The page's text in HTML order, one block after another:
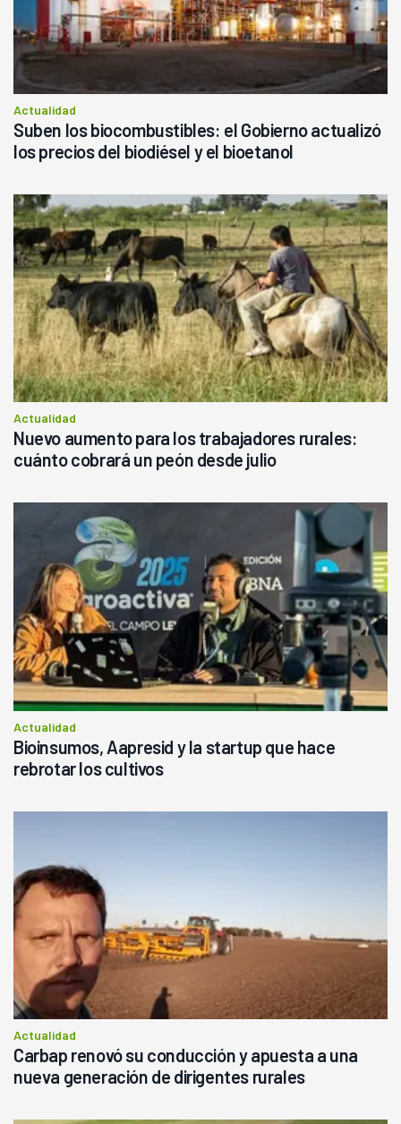
Actualidad
Suben los biocombustibles: el Gobierno actualizó
los precios del biodiésel y el bioetanol
Actualidad
Nuevo aumento para los trabajadores rurales:
cuánto cobrará un peón desde julio
Actualidad
Bioinsumos, Aapresid y la startup que hace
rebrotar los cultivos
Actualidad
Carbap renovó su conducción y apuesta a una
nueva generación de dirigentes rurales